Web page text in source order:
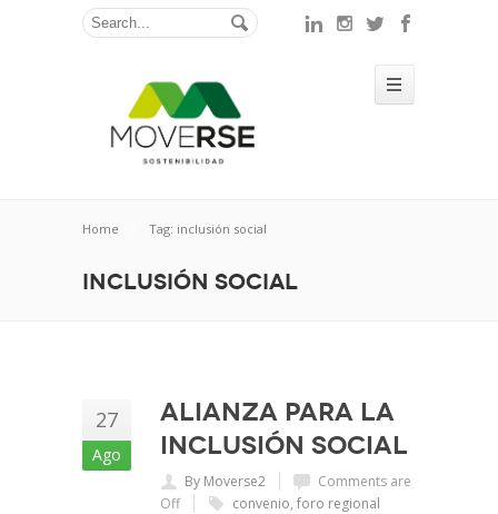
Home Tag: inclusión social
inclusión social
27
Ago
Alianza para la
inclusión social
By Moverse2
Comments are
Off
convenio, foro regional